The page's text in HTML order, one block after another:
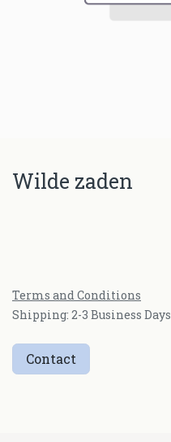
Wilde zaden
Terms and Conditions
Shipping: 2-3 Business Days
Contact